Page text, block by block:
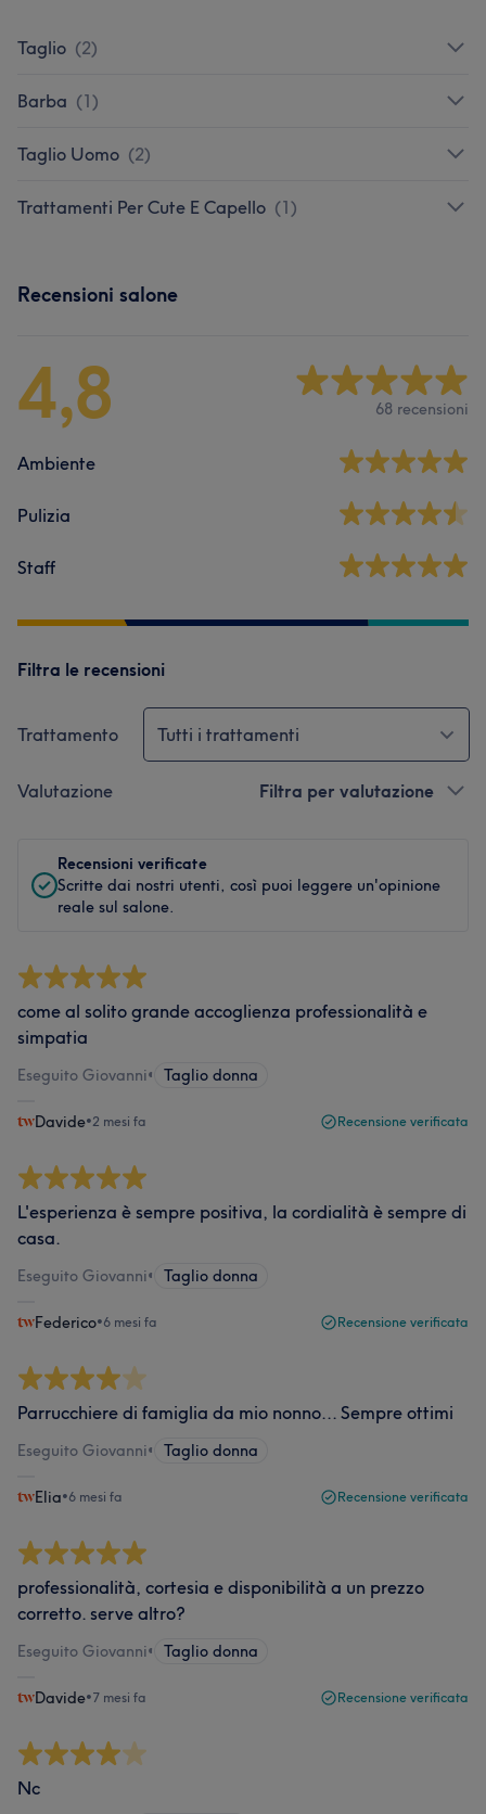
Taglio (2)
Barba (1)
Taglio Uomo (2)
Trattamenti Per Cute E Capello (1)
Recensioni salone
4,8 68 recensioni
Ambiente
Pulizia
Staff
Filtra le recensioni
Trattamento Tutti i trattamenti
Valutazione Filtra per valutazione
Recensioni verificate
Scritte dai nostri utenti, così puoi leggere un'opinione
reale sul salone.
come al solito grande accoglienza professionalità e
simpatia
Eseguito Giovanni• Taglio donna
Davide•2 mesi fa Recensione verificata
L'esperienza è sempre positiva, la cordialità è sempre di
casa.
Eseguito Giovanni• Taglio donna
Federico•6 mesi fa Recensione verificata
Parrucchiere di famiglia da mio nonno... Sempre ottimi
Eseguito Giovanni• Taglio donna
Elia•6 mesi fa Recensione verificata
professionalità, cortesia e disponibilità a un prezzo
corretto. serve altro?
Eseguito Giovanni• Taglio donna
Davide•7 mesi fa Recensione verificata
Nc